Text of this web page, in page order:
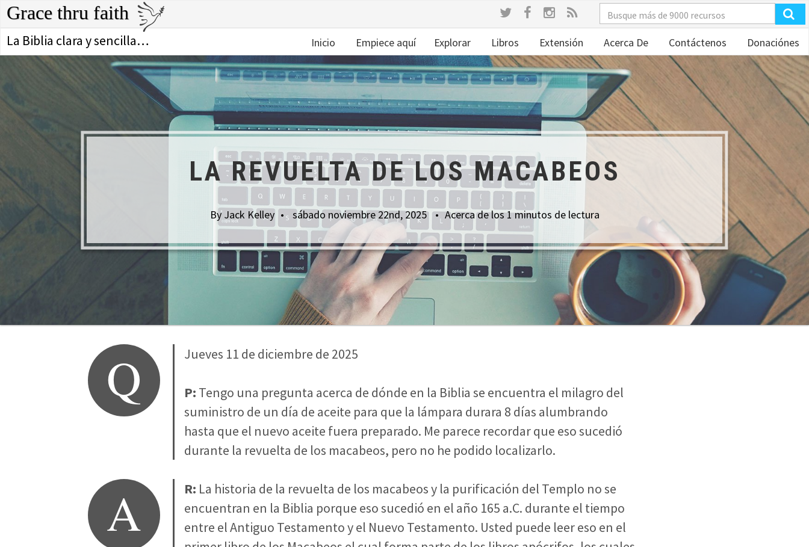
Grace thru faith
La Biblia clara y sencilla… Inicio Empiece aquí Explorar Libros Extensión Acerca De Contáctenos Donaciónes
LA REVUELTA DE LOS MACABEOS
By Jack Kelley sábado noviembre 22nd, 2025 Acerca de los 1 minutos de lectura
Q Jueves 11 de diciembre de 2025
P: Tengo una pregunta acerca de dónde en la Biblia se encuentra el milagro del
suministro de un día de aceite para que la lámpara durara 8 días alumbrando
hasta que el nuevo aceite fuera preparado. Me parece recordar que eso sucedió
durante la revuelta de los macabeos, pero no he podido localizarlo.
A R: La historia de la revuelta de los macabeos y la purificación del Templo no se
encuentran en la Biblia porque eso sucedió en el año 165 a.C. durante el tiempo
entre el Antiguo Testamento y el Nuevo Testamento. Usted puede leer eso en el